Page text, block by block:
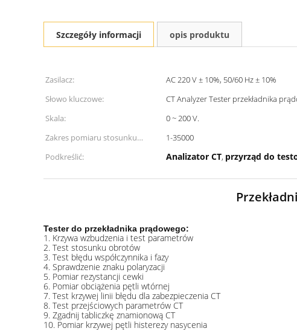
Szczegóły informacji opis produktu
Zasilacz: AC 220 V ± 10%, 50/60 Hz ± 10%
Słowo kluczowe:
CT Analyzer Tester przekładnika
Skala:
0 ~ 200 V.
Zakres pomiaru stosunku
obrotów:
1-35000
Podkreślić:
Analizator CT, przyrząd do
Tester do przekładnika prądowego:
1. Krzywa wzbudzenia i test parametrów
2. Test stosunku obrotów
3. Test błędu współczynnika i fazy
4. Sprawdzenie znaku polaryzacji
5. Pomiar rezystancji cewki
6. Pomiar obciążenia pętli wtórnej
7. Test krzywej linii błędu dla zabezpieczenia CT
8. Test przejściowych parametrów CT
9. Zgadnij tabliczkę znamionową CT
10. Pomiar krzywej pętli histerezy nasycenia